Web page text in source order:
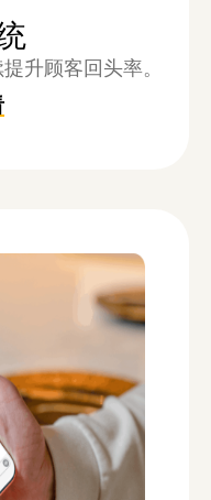
升顾客回头率。